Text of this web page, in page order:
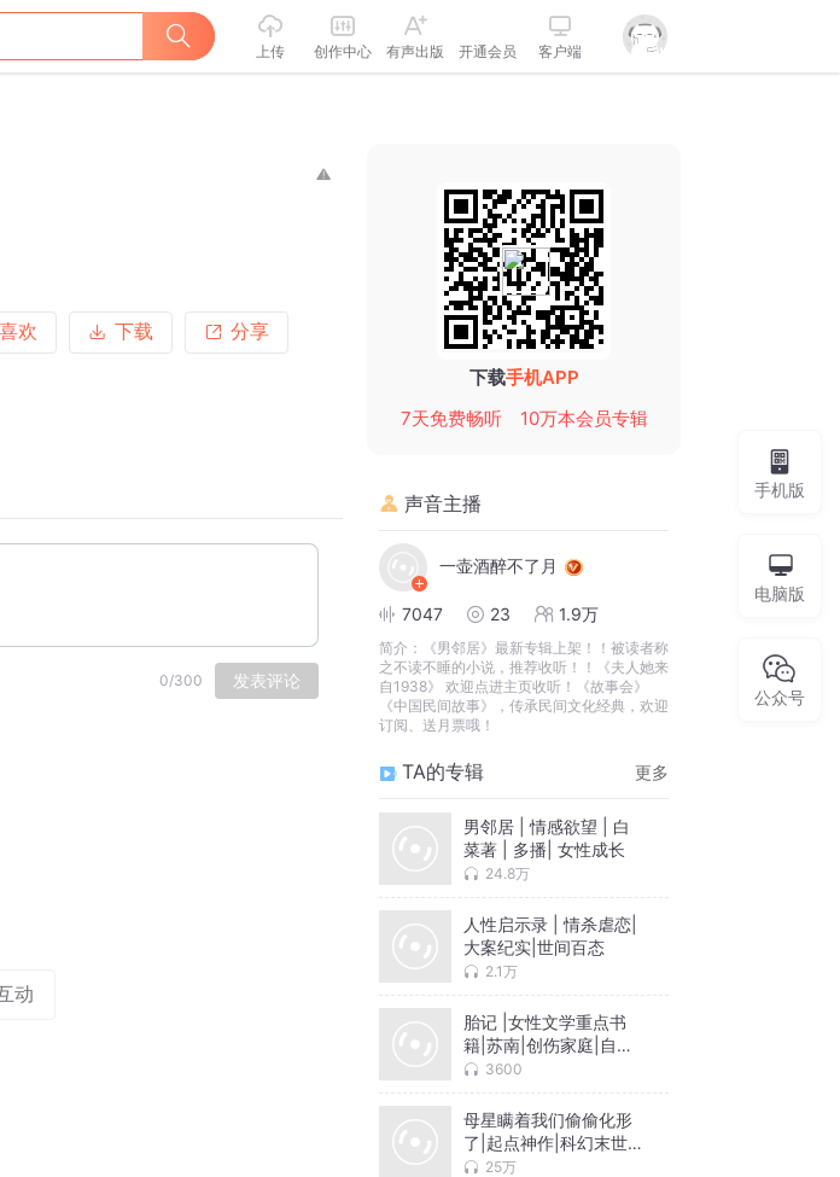
上传 创作中心 有声出版 开通会员 客户端
喜欢
下载 分享
0/300 发表评论
动
下载手机APP
7天免费畅听
10万本会员专辑
声音主播
一壶酒醉不了月
7047 23 1.9万
简介：
《男邻居》最新专辑上架！！被读者称
之不读不睡的小说，推荐收听！！《夫人她来
自1938》 欢迎点进主页收听！《故事会》
《中国民间故事》，传承民间文化经典，欢迎
订阅、送月票哦！
TA的专辑 更多
男邻居 | 情感欲望 | 白
菜著 | 多播| 女性成长
24.8万
人性启示录 | 情杀虐恋|
大案纪实|世间百态
2.1万
胎记 |女性文学重点书
籍|苏南|创伤家庭|自愈
觉醒3600
母星瞒着我们偷偷化形
了|起点神作|科幻末世|
求生|脑洞
25万
手机版
电脑版
公众号